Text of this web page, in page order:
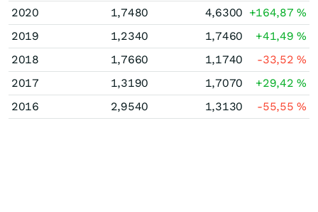
2020
1,7480 4,6300 +164,87%
2019
1,2340 1,7460 +41,49%
2018
1,7660 1,1740 -33,52%
2017
1,3190 1,7070 +29,42%
2016
2,9540 1,3130 -55,55%